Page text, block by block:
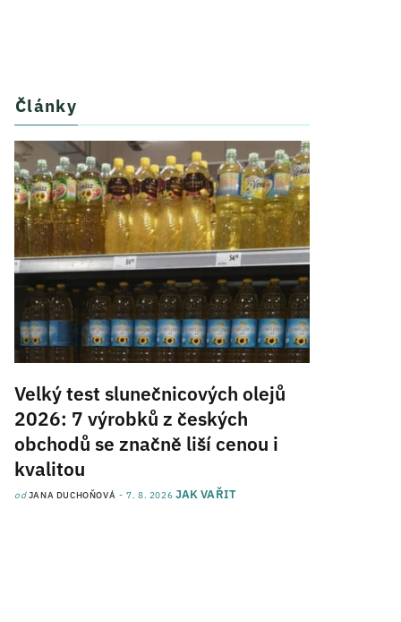
Články
Velký test slunečnicových olejů
2026: 7 výrobků z českých
obchodů se značně liší cenou i
kvalitou
odJANA DUCHOŇOVÁ 7. 8. 2026 JAK VAŘIT